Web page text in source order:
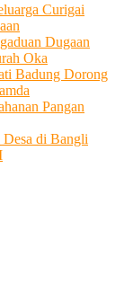
Curigai
Dugaan
Oka
Badung Dorong
Pangan
Desa di Bangli